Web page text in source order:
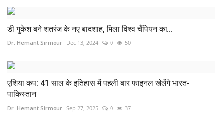
डी गुकेश बने शतरंज के नए बादशाह, मिला विश्व चैंपियन का...
Dr. Hemant Sirmour Dec 13, 2024 0 50
एशिया कप: 41 साल के इतिहास में पहली बार फाइनल खेलेंगे भारत-
पाकिस्तान
Dr. Hemant Sirmour Sep 27, 2025 0 37